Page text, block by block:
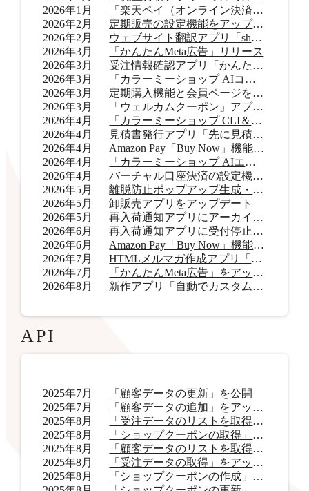
2026年1月
「楽天ペイ（オンライン決済）」申込受付再開
2026年2月
定期販売の設定機能をアップデート
2026年2月
ウェブサイト翻訳アプリ「shutto翻訳」リリース
2026年3月
「かんたんMeta広告」リリース
2026年3月
受注情報確認アプリ「かんたん顧客対応」リリース
2026年3月
「カラーミーショップ AIコネクター」リリース
2026年3月
定期購入機能と会員ページをアップデート
2026年3月
「ウェルカムクーポン」アプリをアップデート
2026年4月
「カラーミーショップ CLI＆Skills」をリリース
2026年4月
見積書発行アプリ「先に見積くだサイ for カラーミーショップ」リリース
2026年4月
Amazon Pay「Buy Now」機能をアップデート
2026年4月
「カラーミーショップ AIエージェント」をリリース
2026年4月
バーチャル口座決済の設定機能をアップデート
2026年5月
離脱防止ポップアップ生成・表示アプリ「OneCatch」リリース
2026年5月
卸販売アプリをアップデート
2026年5月
再入荷通知アプリにアーカイブ機能を追加
2026年6月
再入荷通知アプリに受付停止表示機能を追加
2026年6月
Amazon Pay「Buy Now」機能をアップデート
2026年7月
HTMLメルマガ作成アプリ「AI HTMLメールマガジン」リリース
2026年7月
「かんたんMeta広告」をアップデート
2026年8月
新作アプリ「自動でカスタムラベル君」リリース
API
2025年7月
「顧客データの更新」を公開
2025年7月
「顧客データの追加」をアップデート
2025年8月
「受注データのリストを取得」をアップデート
2025年8月
「ショップクーポンの取得」をアップデート
2025年8月
「顧客データのリストを取得」をアップデート
2025年8月
「受注データの取得」をアップデート
2025年8月
「ショップクーポンの作成」を公開